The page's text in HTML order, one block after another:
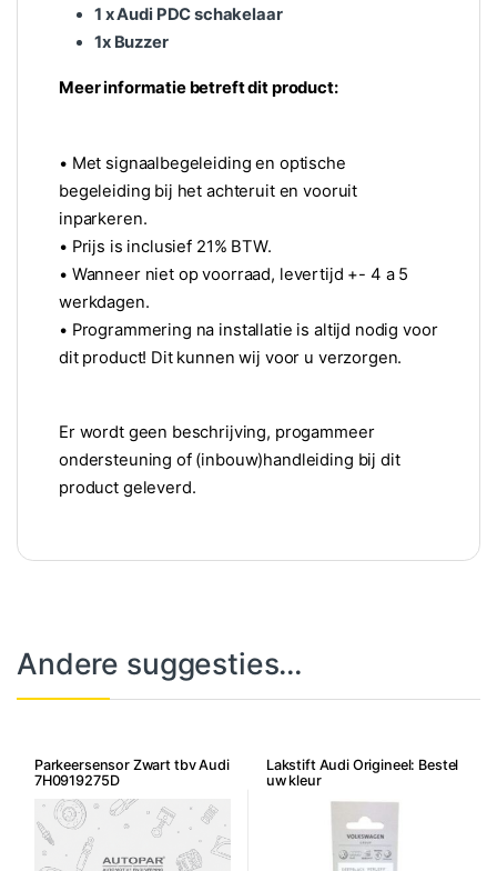
1 x Audi PDC schakelaar
1x Buzzer
Meer informatie betreft dit product:
• Met signaalbegeleiding en optische
begeleiding bij het achteruit en vooruit
inparkeren.
• Prijs is inclusief 21% BTW.
• Wanneer niet op voorraad, levertijd +- 4 a 5
werkdagen.
• Programmering na installatie is altijd nodig voor
dit product! Dit kunnen wij voor u verzorgen.
Er wordt geen beschrijving, progammeer
ondersteuning of (inbouw)handleiding bij dit
product geleverd.
Andere suggesties…
Parkeersensor Zwart tbv Audi
7H0919275D
Lakstift Audi Origineel: Bestel
uw kleur